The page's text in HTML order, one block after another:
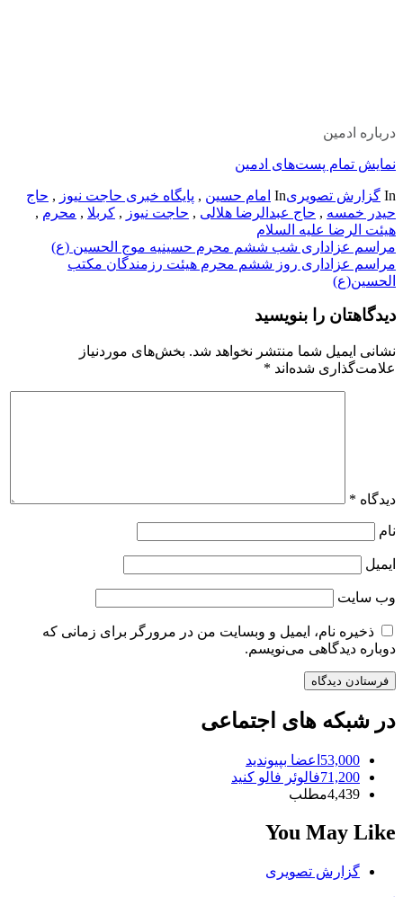
درباره ادمین
نمایش تمام پست‌های ادمین
In گزارش تصویریIn امام حسین , پایگاه خبری حاجت نیوز , حاج
حیدر خمسه , حاج عبدالرضا هلالی , حاجت نیوز , کربلا , محرم ,
هیئت الرضا علیه السلام
راهبری
نوشته
مراسم عزاداری شب ششم محرم حسینیه موج الحسین (ع)
مراسم عزاداری روز ششم محرم هیئت رزمندگان مکتب
الحسین(ع)
دیدگاهتان را بنویسید
نشانی ایمیل شما منتشر نخواهد شد. بخش‌های موردنیاز
علامت‌گذاری شده‌اند *
دیدگاه *
نام
ایمیل
وب‌ سایت
ذخیره نام، ایمیل و وبسایت من در مرورگر برای زمانی که
دوباره دیدگاهی می‌نویسم.
در شبکه های اجتماعی
53,000 اعضا بپیوندید
71,200فالوئر فالو کنید
4,439مطلب
You May Like
گزارش تصویری